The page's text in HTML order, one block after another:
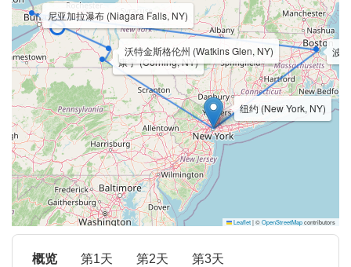
纽约 (New York, NY)
康宁 (Corning, NY)
沃特金斯格伦州 (Watkins Glen, NY)
尼亚加拉瀑布 (Niagara Falls, NY)
波
Leaflet|©OpenStreetMapcontributors
概览 第1天 第2天 第3天